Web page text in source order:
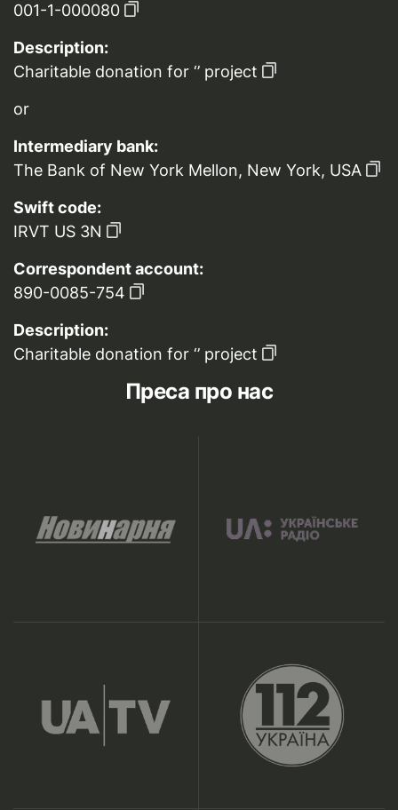
001-1-000080
Description:
Charitable donation for ‘’ project
or
Intermediary bank:
The Bank of New York Mellon, New York, USA
Swift code:
IRVT US 3N
Correspondent account:
890-0085-754
Description:
Charitable donation for ‘’ project
Преса про нас